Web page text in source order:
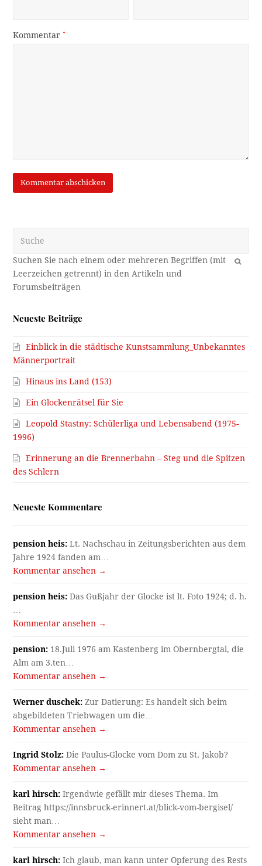
Kommentar*
OK
Neueste Beiträge
Einblick in die städtische Kunstsammlung_Unbekanntes
Männerportrait
Hinaus ins Land (153)
Ein Glockenrätsel für Sie
Leopold Stastny: Schülerliga und Lebensabend (1975-
1996)
Erinnerung an die Brennerbahn – Steg und die Spitzen
des Schlern
Neueste Kommentare
pension heis: Lt. Nachschau in Zeitungsberichten aus dem
Jahre 1924 fanden am…
Kommentar ansehen →
pension heis: Das Gußjahr der Glocke ist lt. Foto 1924; d. h.
…
Kommentar ansehen →
pension: 18.Juli 1976 am Kastenberg im Obernbergtal, die
Alm am 3.ten…
Kommentar ansehen →
Werner duschek: Zur Datierung: Es handelt sich beim
abgebildeten Triebwagen um die…
Kommentar ansehen →
Ingrid Stolz: Die Paulus-Glocke vom Dom zu St. Jakob?
Kommentar ansehen →
karl hirsch: Irgendwie gefällt mir dieses Thema. Im
Beitrag https://innsbruck-erinnert.at/blick-vom-bergisel/
sieht man…
Kommentar ansehen →
karl hirsch: Ich glaub, man kann unter Opferung des Rests